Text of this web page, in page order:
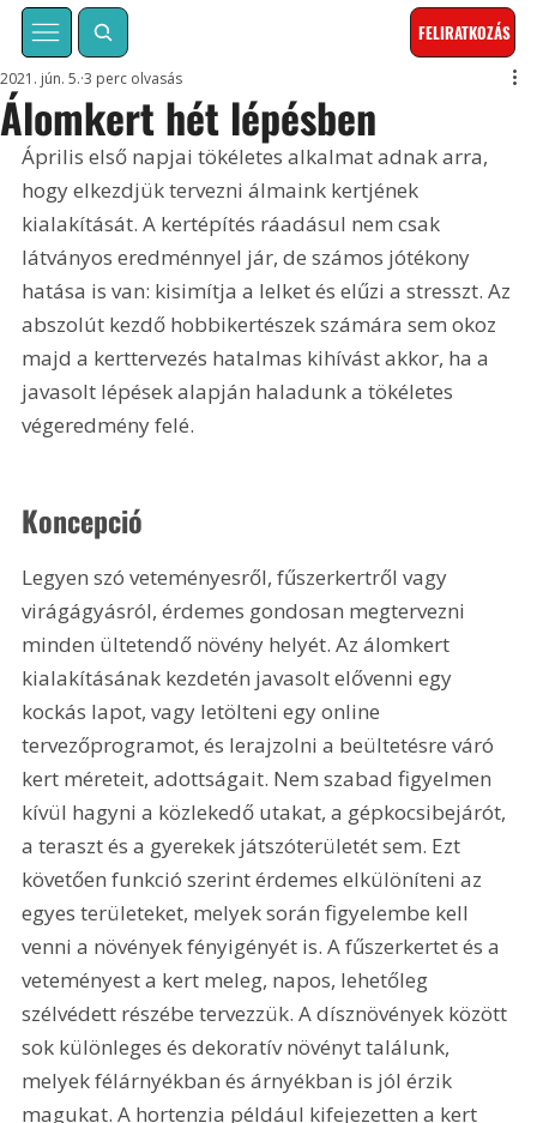
FELIRATKOZÁS
Álomkert hét lépésben
2021. jún. 5. 3 perc olvasás
Április első napjai tökéletes alkalmat adnak arra,
hogy elkezdjük tervezni álmaink kertjének
kialakítását. A kertépítés ráadásul nem csak
látványos eredménnyel jár, de számos jótékony
hatása is van: kisimítja a lelket és elűzi a stresszt. Az
abszolút kezdő hobbikertészek számára sem okoz
majd a kerttervezés hatalmas kihívást akkor, ha a
javasolt lépések alapján haladunk a tökéletes
végeredmény felé.
Koncepció
Legyen szó veteményesről, fűszerkertről vagy
virágágyásról, érdemes gondosan megtervezni
minden ültetendő növény helyét. Az álomkert
kialakításának kezdetén javasolt elővenni egy
kockás lapot, vagy letölteni egy online
tervezőprogramot, és lerajzolni a beültetésre váró
kert méreteit, adottságait. Nem szabad figyelmen
kívül hagyni a közlekedő utakat, a gépkocsibejárót,
a teraszt és a gyerekek játszóterületét sem. Ezt
követően funkció szerint érdemes elkülöníteni az
egyes területeket, melyek során figyelembe kell
venni a növények fényigényét is. A fűszerkertet és a
veteményest a kert meleg, napos, lehetőleg
szélvédett részébe tervezzük. A dísznövények között
sok különleges és dekoratív növényt találunk,
melyek félárnyékban és árnyékban is jól érzik
magukat. A hortenzia például kifejezetten a kert